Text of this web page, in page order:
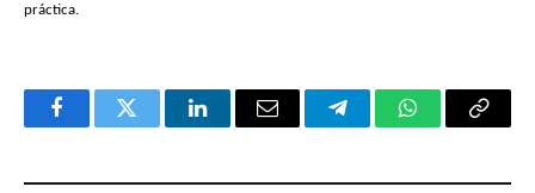
práctica.
FacebookTwitter LinkedInEmail TelegramWhatsApp
Copy